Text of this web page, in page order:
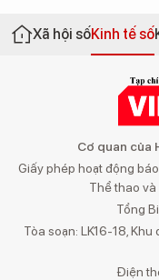
Xã hội sốKinh tế số
Cơ quan của
Giấy phép hoạt động
Thể thao
Tổng
Tòa soạn: LK16-18,
Điện